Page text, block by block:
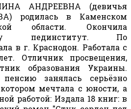
АНДРЕЕВНА (девичья
родилась в Каменском
области. Окончила
Дону пединститут. По
в г. Краснодон. Работала с
Отличник просвещения,
образования Украины.
занялась серьёзно
мечтала с юности, а
работой: Издала 18 книг: в